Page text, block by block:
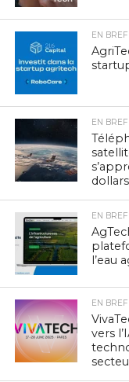
EN BREF
EN BREF
EN BREF
l’eau
EN BREF
vers